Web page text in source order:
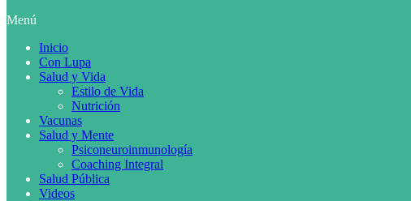
Menú
Inicio
Con Lupa
Salud y Vida
Estilo de Vida
Nutrición
Vacunas
Salud y Mente
Psiconeuroinmunología
Coaching Integral
Salud Pública
Videos